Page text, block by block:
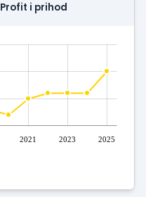
Profit i prihod
2021 2023 2025